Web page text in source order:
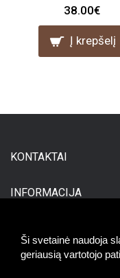
Ši svetainė naudoja
geriausią vartotojo
38.00€
Į krepšelį
KONTAKTAI
INFORMACIJA
DARBO LAIKAS: